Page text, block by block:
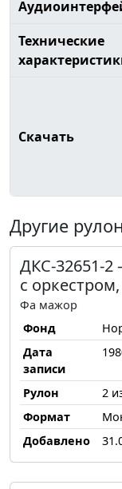
Технические
Скачать
Другие
ДКС-32651-
с
Фа мажор
Фонд
Дата
записи
Рулон
2
Формат
Добавлено